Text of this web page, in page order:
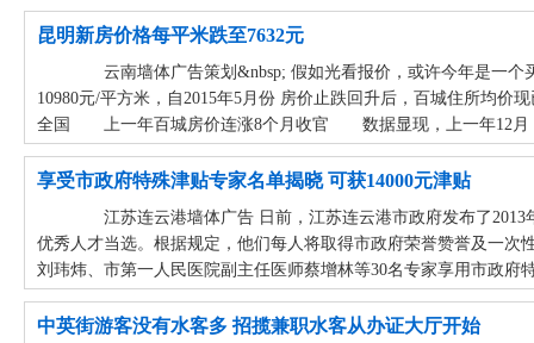
昆明新房价格每平米跌至7632元
云南墙体广告策划&nbsp; 假如光看报价，或许今年是一个
10980元/平方米，自2015年5月份 房价止跌回升后，百城住所均
全国 上一年百城房价连涨8个月收官 数据显现，上一年12月，
享受市政府特殊津贴专家名单揭晓 可获14000元津贴
江苏连云港墙体广告 日前，江苏连云港市政府发布了2013
优秀人才当选。根据规定，他们每人将取得市政府荣誉赞誉及一
刘玮炜、市第一人民医院副主任医师蔡增林等30名专家享用市政
中英街游客没有水客多 招揽兼职水客从办证大厅开始